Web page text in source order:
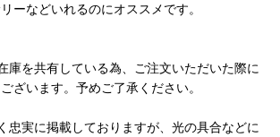
ーなどいれるのにオススメです。
庫を共有している為、ご注文いただいた際に
ざいます。予めご了承ください。
忠実に掲載しておりますが、光の具合などに